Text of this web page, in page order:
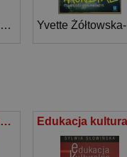
Mirosław Nowak,Marek
Yvette Żółtowska-
Geometria wykreślna z perspektywą stosowaną